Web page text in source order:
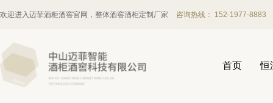
欢迎进入迈菲酒柜酒窖官网，整体酒窖酒柜定制厂家 咨询热线： 152-1977-8883
首页 恒